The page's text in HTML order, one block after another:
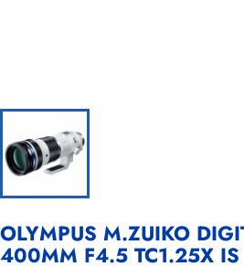
OLYMPUS M.ZUIKO
400MM F4.5 TC1.25X IS